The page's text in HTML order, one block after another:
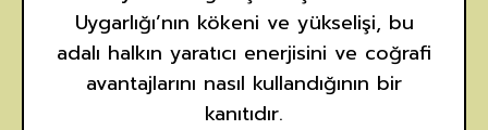
Uygarlığı’nın kökeni ve yükselişi, bu
adalı halkın yaratıcı enerjisini ve coğrafi
avantajlarını nasıl kullandığının bir
kanıtıdır.